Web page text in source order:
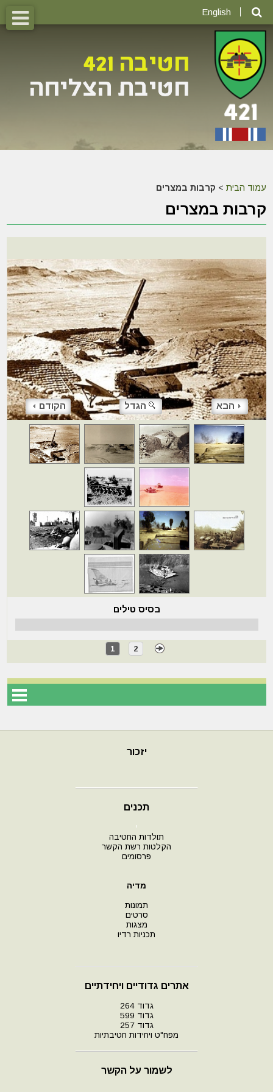
English
עמוד הבית > קרבות במצרים
קרבות במצרים
הקודם הגדל הבא
בסיס טילים
1 2
יזכור
תכנים
י
תולדות החטיבה
הקלטות רשת הקשר
פרסומים
מדיה
תמונות
סרטים
מצגות
תכניות רדיו
אתרים גדודיים ויחידתיים
גדוד 264
גדוד 599
גדוד 257
מפח"ט ויחידות חטיבתיות
לשמור על הקשר